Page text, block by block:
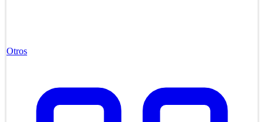
Otros